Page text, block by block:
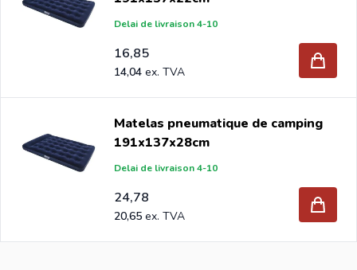
Delai de livraison 4-10
16,85
14,04
Matelas pneumatique de camping
191x137x28cm
Delai de livraison 4-10
24,78
20,65